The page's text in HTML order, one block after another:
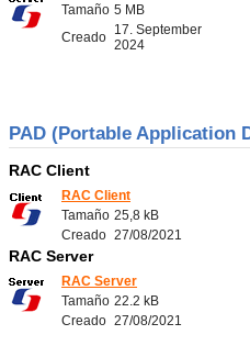
Tamaño 5 MB
Creado 17. September
2024
PAD (Portable Application
RAC Client
RAC Client
Tamaño 25,8 kB
Creado 27/08/2021
RAC Server
RAC Server
Tamaño 22.2 kB
Creado 27/08/2021